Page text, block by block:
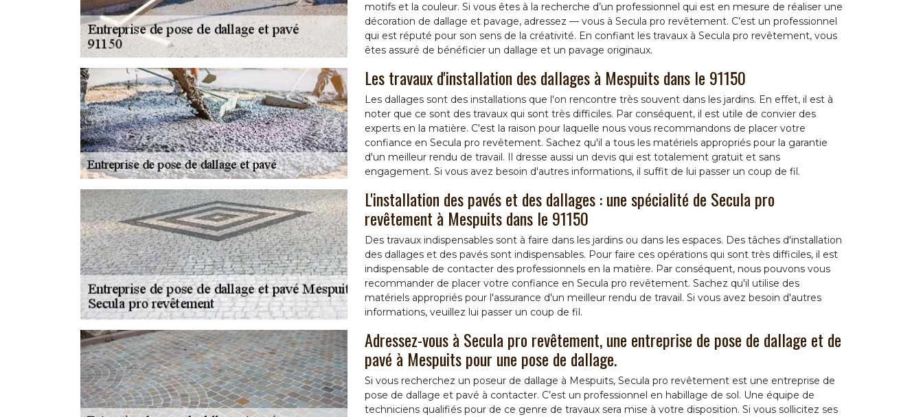
motifs et la couleur. Si vous êtes à la recherche d’un professionnel qui est en mesure de réaliser une
décoration de dallage et pavage, adressez — vous à Secula pro revêtement. C’est un professionnel
qui est réputé pour son sens de la créativité. En confiant les travaux à Secula pro revêtement, vous
êtes assuré de bénéficier un dallage et un pavage originaux.
Les travaux d'installation des dallages à Mespuits dans le 91150
Les dallages sont des installations que l'on rencontre très souvent dans les jardins. En effet, il est à
noter que ce sont des travaux qui sont très difficiles. Par conséquent, il est utile de convier des
experts en la matière. C'est la raison pour laquelle nous vous recommandons de placer votre
confiance en Secula pro revêtement. Sachez qu'il a tous les matériels appropriés pour la garantie
d'un meilleur rendu de travail. Il dresse aussi un devis qui est totalement gratuit et sans
engagement. Si vous avez besoin d'autres informations, il suffit de lui passer un coup de fil.
L'installation des pavés et des dallages : une spécialité de Secula pro
revêtement à Mespuits dans le 91150
Des travaux indispensables sont à faire dans les jardins ou dans les espaces. Des tâches d'installation
des dallages et des pavés sont indispensables. Pour faire ces opérations qui sont très difficiles, il est
indispensable de contacter des professionnels en la matière. Par conséquent, nous pouvons vous
recommander de placer votre confiance en Secula pro revêtement. Sachez qu'il utilise des
matériels appropriés pour l'assurance d'un meilleur rendu de travail. Si vous avez besoin d'autres
informations, veuillez lui passer un coup de fil.
Adressez-vous à Secula pro revêtement, une entreprise de pose de dallage et de
pavé à Mespuits pour une pose de dallage.
Si vous recherchez un poseur de dallage à Mespuits, Secula pro revêtement est une entreprise de
pose de dallage et pavé à contacter. C’est un professionnel en habillage de sol. Une équipe de
techniciens qualifiés pour de ce genre de travaux sera mise à votre disposition. Si vous sollicitez ses